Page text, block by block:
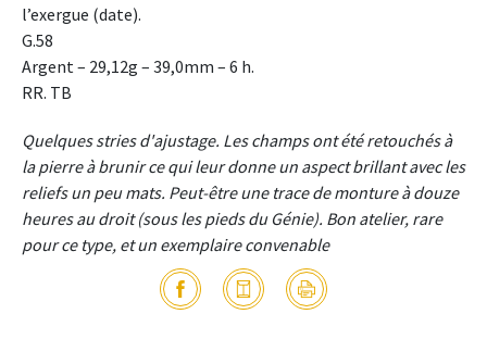
l’exergue (date).
G.58
Argent – 29,12g – 39,0mm – 6 h.
RR. TB
Quelques stries d'ajustage. Les champs ont été retouchés à
la pierre à brunir ce qui leur donne un aspect brillant avec les
reliefs un peu mats. Peut-être une trace de monture à douze
heures au droit (sous les pieds du Génie). Bon atelier, rare
pour ce type, et un exemplaire convenable